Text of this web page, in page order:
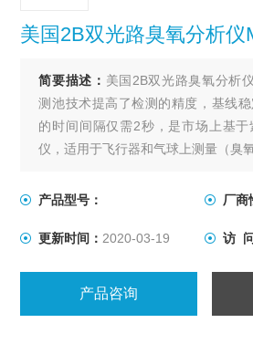
美国2B双光路臭氧分析仪
简要描述： 美国2B双光路臭氧分析
测池技术提高了检测的精度，基线
的时间间隔仅需2秒，是市场上基
仪，适用于飞行器和气球上测量（臭氧
产品型号： 厂商
更新时间： 2020-03-19 访
产品咨询